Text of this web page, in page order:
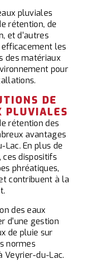
pluviales
rétention, de
et d'autres
les
des matériaux
pour
DE
PLUVIALES
rétention des
avantages
En plus de
dispositifs
phréatiques,
contribuent à la
des eaux
d'une gestion
de pluie sur
normes
Veyrier-du-Lac.